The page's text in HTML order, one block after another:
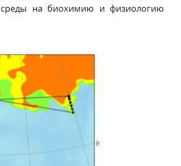
на биохимию и физиологию